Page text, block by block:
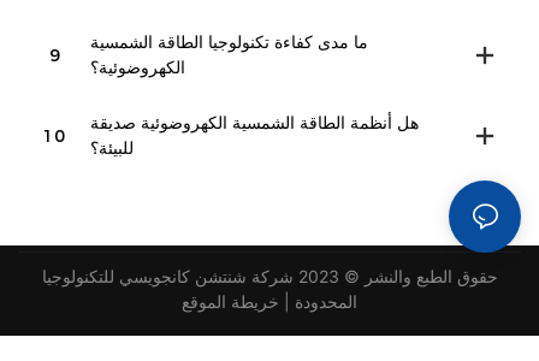
9
ما مدى كفاءة تكنولوجيا الطاقة الشمسية
الكهروضوئية؟
10
هل أنظمة الطاقة الشمسية الكهروضوئية صديقة
للبيئة؟
حقوق الطبع والنشر © 2023 شركة شنتشن كانجويسي للتكنولوجيا
المحدودة | خريطة الموقع